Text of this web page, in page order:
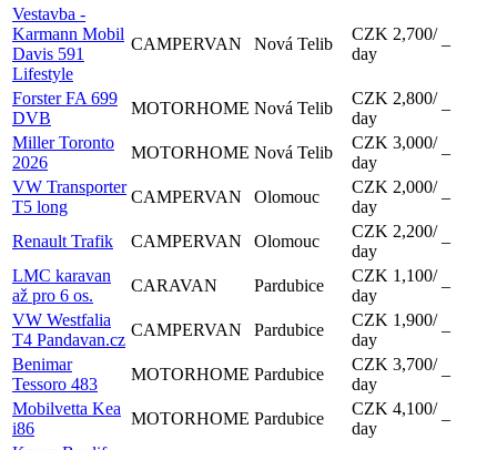
Vestavba -
Karmann Mobil
Davis 591
Lifestyle
CAMPERVAN Nová Telib
CZK 2,700/
day
–
Forster FA 699
DVB
MOTORHOME Nová Telib
CZK 2,800/
day
–
Miller Toronto
2026
MOTORHOME Nová Telib
CZK 3,000/
day
–
VW Transporter
T5 long
CAMPERVAN Olomouc
CZK 2,000/
day
–
Renault Trafik CAMPERVAN Olomouc
CZK 2,200/
day
–
LMC karavan
až pro 6 os.
CARAVAN Pardubice
CZK 1,100/
day
–
VW Westfalia
T4 Pandavan.cz
CAMPERVAN Pardubice
CZK 1,900/
day
–
Benimar
Tessoro 483
MOTORHOME Pardubice
CZK 3,700/
day
–
Mobilvetta Kea
i86
MOTORHOME Pardubice
CZK 4,100/
day
–